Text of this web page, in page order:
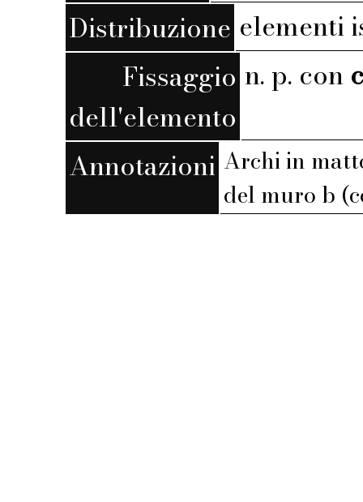
Distribuzione elementi
Fissaggio
dell'elemento
n. p. con
Annotazioni Archi in
del muro b